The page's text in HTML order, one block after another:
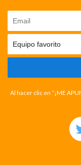
Al hacer clic en “¡ME